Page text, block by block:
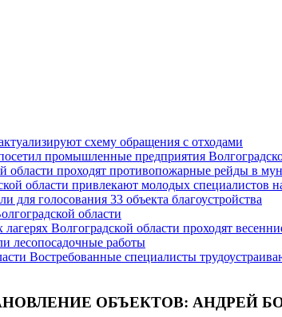
схему обращения с отходами
промышленные предприятия
области проходят противопожарные рейды в
области привлекают молодых специалистов
для голосования 33 объекта благоустройства
области
Волгоградской области проходят
лесопосадочные работы
Востребованные специалисты
ОБЪЕКТОВ: АНДРЕЙ